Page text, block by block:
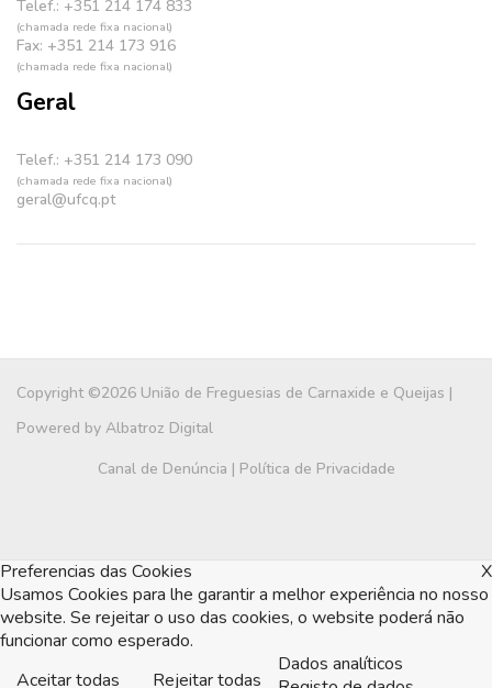
Telef.: +351 214 174 833
(chamada rede fixa nacional)
Fax: +351 214 173 916
(chamada rede fixa nacional)
Geral
Telef.: +351 214 173 090
(chamada rede fixa nacional)
geral@ufcq.pt
Copyright ©2026 União de Freguesias de Carnaxide e Queijas |
Powered by Albatroz Digital
Canal de Denúncia | Política de Privacidade
X
Preferencias das Cookies
Usamos Cookies para lhe garantir a melhor experiência no nosso
website. Se rejeitar o uso das cookies, o website poderá não
funcionar como esperado.
Aceitar todas
Rejeitar todas
Dados analíticos